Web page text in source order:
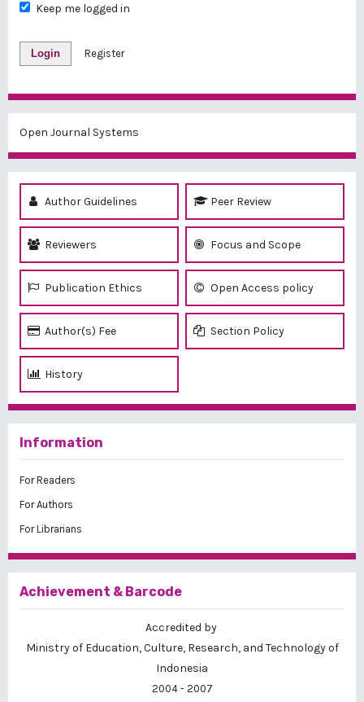
Keep me logged in
Login Register
Open Journal Systems
Author Guidelines Peer Review
Reviewers Focus and Scope
Publication Ethics Open Access policy
Author(s) Fee Section Policy
History
Information
For Readers
For Authors
For Librarians
Achievement & Barcode
Accredited by
Ministry of Education, Culture, Research, and Technology of
Indonesia
2004 - 2007